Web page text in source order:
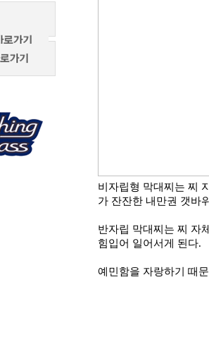
비자립형 막대찌는 찌
가 잔잔한 내만권 갯바
반자립 막대찌는 찌 자
힘입어 일어서게 된다.
예민함을 자랑하기 때